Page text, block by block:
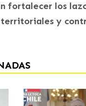
fortalecer los
y